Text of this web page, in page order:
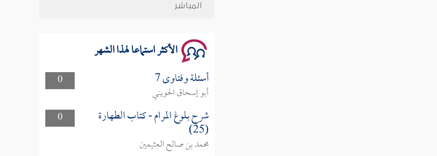
سلسلة محاضرات نفحات رمضانية
المباشر
الأكثر استماعا لهذا الشهر
0 أسئلة وفتاوى 7
أبو إسحاق الحويني
0
شرح بلوغ المرام - كتاب الطهارة
(25)
محمد بن صالح العثيمين